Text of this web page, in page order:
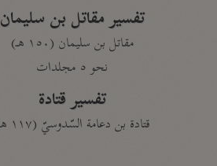
تفسير مقاتل بن سليمان
مقاتل بن سليمان (١٥٠ هـ)
نحو ٥ مجلدات
تفسير قتادة
قتادة بن دعامة السّدوسيّ (١١٧ هـ)